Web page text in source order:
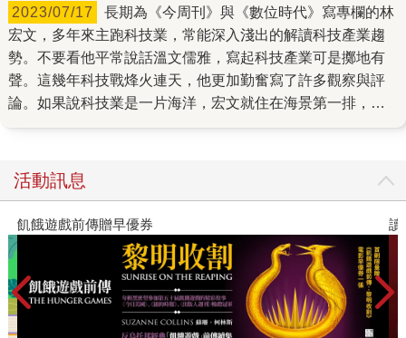
2023/07/17
宏文，多年來主跑科技業，常能深入淺出的解讀科技產業趨
勢。不要看他平常說話溫文儒雅，寫起科技產業可是擲地有
聲。這幾年科技戰烽火連天，他更加勤奮寫了許多觀察與評
論。如果說科技業是一片海洋，宏文就住在海景第一排，且
的外文書後，很想聽聽台灣產業的觀點。於是我跟宏文說，
台積電在台灣，世界半導體重鎮在台灣，晶片戰焦點也在台
灣，台灣人此刻關心未來的發展，世界也想搞懂為什麼台積
電這麼強，為什麼半導體在台灣這麼成功，當然更重要的
是：這場牽動全球高科技產業的晶片戰爭，最後會鹿死誰
手？ 於是我問宏文，要不要把這些年近距離的觀察，以及從
台灣產業出發的觀點較完整的整理出來。他說正好，日本好
友野島剛告訴他，日本人現在很關注台積電，很想知道來自
活動訊息
優券 讀懂全球首富極限思